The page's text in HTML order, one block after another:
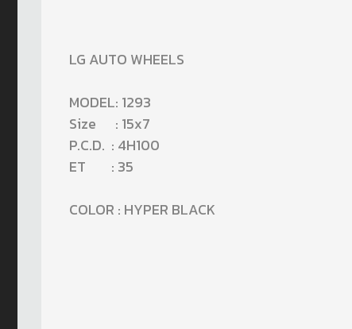
LG AUTO WHEELS
MODEL: 1293
Size : 15x7
P.C.D. : 4H100
ET : 35
COLOR : HYPER BLACK